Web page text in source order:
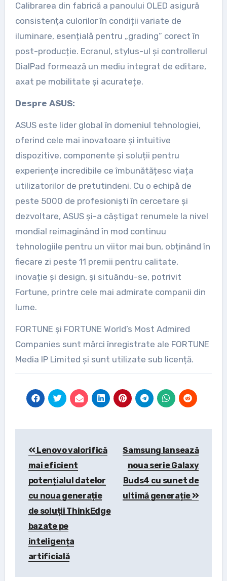
Calibrarea din fabrică a panoului OLED asigură
consistența culorilor în condiții variate de
iluminare, esențială pentru „grading” corect în
post-producție. Ecranul, stylus-ul și controllerul
DialPad formează un mediu integrat de editare,
axat pe mobilitate și acuratețe.
Despre ASUS:
ASUS este lider global în domeniul tehnologiei,
oferind cele mai inovatoare și intuitive
dispozitive, componente și soluții pentru
experiențe incredibile ce îmbunătățesc viața
utilizatorilor de pretutindeni. Cu o echipă de
peste 5000 de profesioniști în cercetare și
dezvoltare, ASUS și-a câștigat renumele la nivel
mondial reimaginând în mod continuu
tehnologiile pentru un viitor mai bun, obținând în
fiecare zi peste 11 premii pentru calitate,
inovație și design, și situându-se, potrivit
Fortune, printre cele mai admirate companii din
lume.
FORTUNE și FORTUNE World’s Most Admired
Companies sunt mărci înregistrate ale FORTUNE
Media IP Limited și sunt utilizate sub licență.
navigation
Lenovo valorifică
mai eficient
potențialul datelor
cu noua generație
de soluții ThinkEdge
bazate pe
inteligența
artificială
Samsung lansează
noua serie Galaxy
Buds4 cu sunet de
ultimă generație